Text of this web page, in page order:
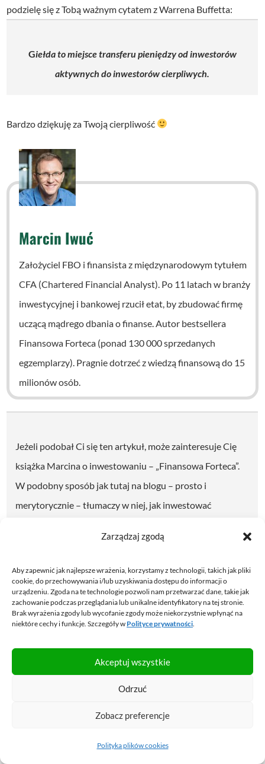
Zarządzaj zgodą
Aby zapewnić jak najlepsze wrażenia, korzystamy z technologii, takich jak pliki
cookie, do przechowywania i/lub uzyskiwania dostępu do informacji o
urządzeniu. Zgoda na te technologie pozwoli nam przetwarzać dane, takie jak
zachowanie podczas przeglądania lub unikalne identyfikatory na tej stronie.
Brak wyrażenia zgody lub wycofanie zgody może niekorzystnie wpłynąć na
niektóre cechy i funkcje. Szczegóły w Polityce prywatności.
Akceptuj wszystkie
Odrzuć
Zobacz preferencje
Polityka plików cookies
podzielę się z Tobą ważnym cytatem z Warrena Buffetta:
Giełda to miejsce transferu pieniędzy od inwestorów
aktywnych do inwestorów cierpliwych.
Bardzo dziękuję za Twoją cierpliwość
Marcin Iwuć
Założyciel FBO i finansista z międzynarodowym tytułem
CFA (Chartered Financial Analyst). Po 11 latach w branży
inwestycyjnej i bankowej rzucił etat, by zbudować firmę
uczącą mądrego dbania o finanse. Autor bestsellera
Finansowa Forteca (ponad 130 000 sprzedanych
egzemplarzy). Pragnie dotrzeć z wiedzą finansową do 15
milionów osób.
Jeżeli podobał Ci się ten artykuł, może zainteresuje Cię
książka Marcina o inwestowaniu – „Finansowa Forteca”.
W podobny sposób jak tutaj na blogu – prosto i
merytorycznie – tłumaczy w niej, jak inwestować
PODOBAJĄ CI SIĘ ARTYKUŁY NA BLOGU?
newsletter i korzystają z przygotowanych przeze mnie
KLIKNIJ W PONIŻSZY PRZYCISK.